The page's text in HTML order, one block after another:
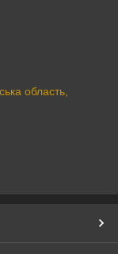
область,